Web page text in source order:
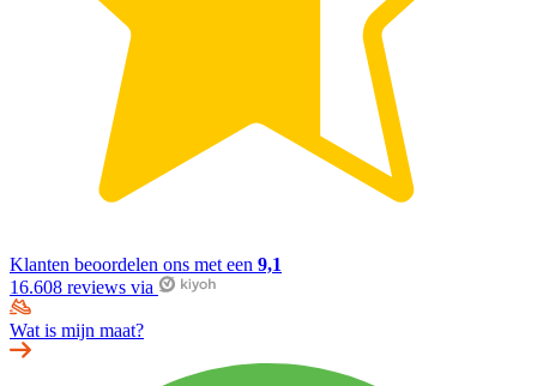
Klanten beoordelen ons met een 9,1
16.608 reviews via
Wat is mijn maat?